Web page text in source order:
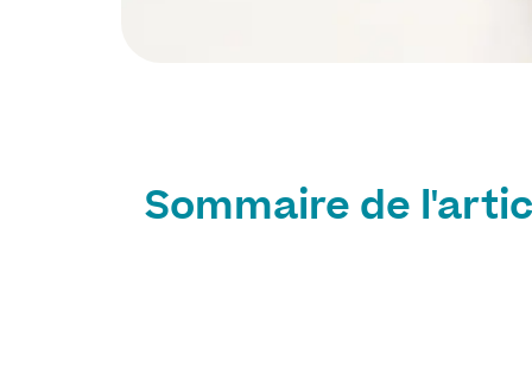
Sommaire de